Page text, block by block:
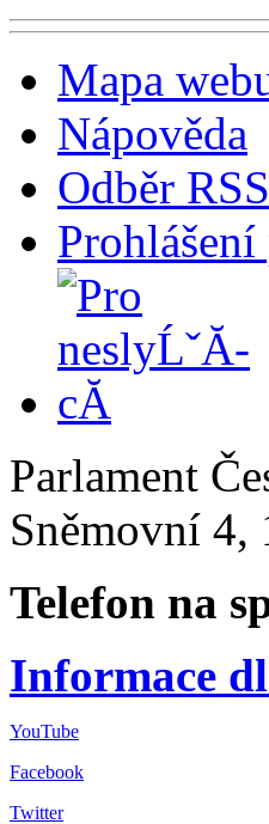
Mapa
Nápověda
Odběr RSS
Parlament
Sněmovní 4,
Telefon na
Informace
YouTube
Facebook
Twitter